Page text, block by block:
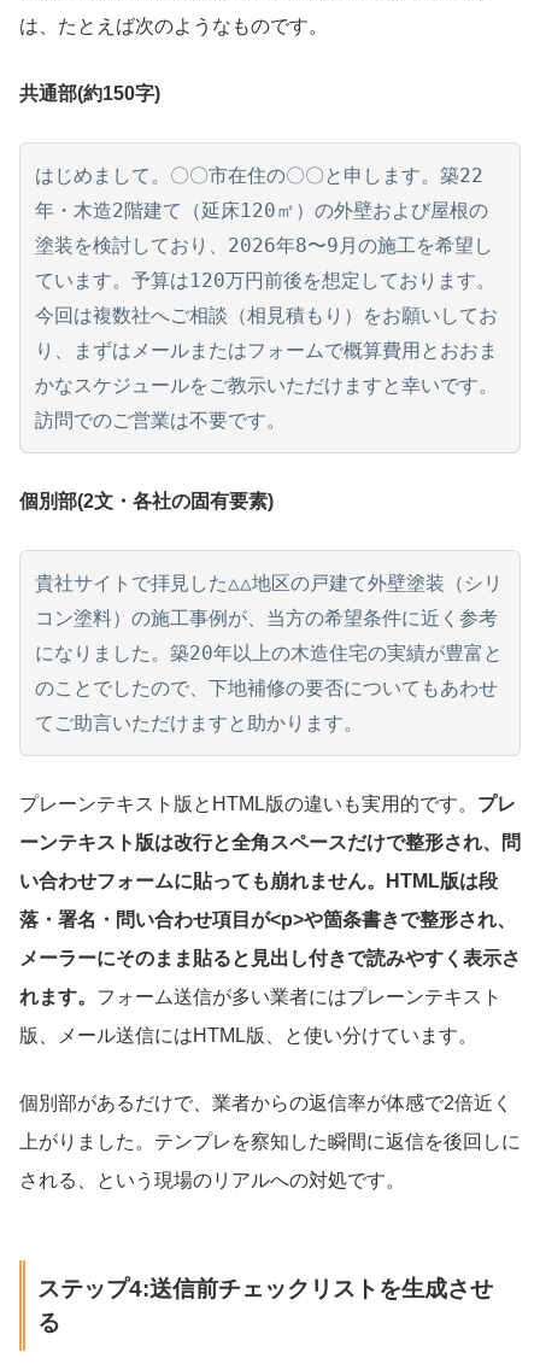
は、たとえば次のようなものです。
共通部(約150字)
はじめまして。〇〇市在住の〇〇と申します。築22
年・木造2階建て（延床120㎡）の外壁および屋根の
塗装を検討しており、2026年8〜9月の施工を希望し
ています。予算は120万円前後を想定しております。
今回は複数社へご相談（相見積もり）をお願いしてお
り、まずはメールまたはフォームで概算費用とおおま
かなスケジュールをご教示いただけますと幸いです。
訪問でのご営業は不要です。
個別部(2文・各社の固有要素)
貴社サイトで拝見した△△地区の戸建て外壁塗装（シリ
コン塗料）の施工事例が、当方の希望条件に近く参考
になりました。築20年以上の木造住宅の実績が豊富と
のことでしたので、下地補修の要否についてもあわせ
てご助言いただけますと助かります。
プレーンテキスト版とHTML版の違いも実用的です。 プレ
ーンテキスト版は改行と全角スペースだけで整形され、問
い合わせフォームに貼っても崩れません。HTML版は段
落・署名・問い合わせ項目が<p>や箇条書きで整形され、
メーラーにそのまま貼ると見出し付きで読みやすく表示さ
れます。 フォーム送信が多い業者にはプレーンテキスト
版、メール送信にはHTML版、と使い分けています。
個別部があるだけで、業者からの返信率が体感で2倍近く
上がりました。テンプレを察知した瞬間に返信を後回しに
される、という現場のリアルへの対処です。
ステップ4:送信前チェックリストを生成させ
る